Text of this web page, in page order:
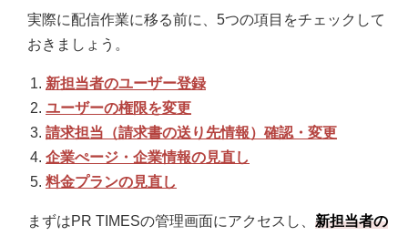
実際に配信作業に移る前に、5つの項目をチェックして
おきましょう。
新担当者のユーザー登録
ユーザーの権限を変更
請求担当（請求書の送り先情報）確認・変更
企業ぺージ・企業情報の見直し
料金プランの見直し
まずはPR TIMESの管理画面にアクセスし、 新担当者の